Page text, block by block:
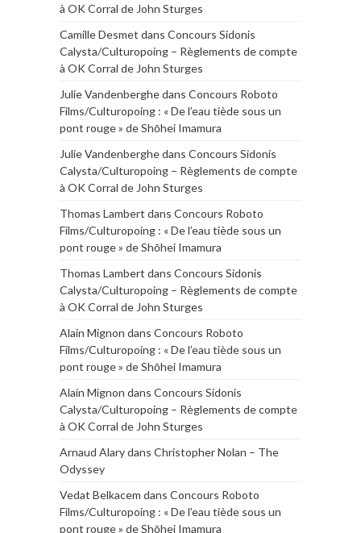
à OK Corral de John Sturges
Camille Desmet dans Concours Sidonis
Calysta/Culturopoing – Règlements de compte
à OK Corral de John Sturges
Julie Vandenberghedans Concours Roboto
Films/Culturopoing : « De l’eau tiède sous un
pont rouge » de Shōhei Imamura
Julie Vandenberghedans Concours Sidonis
Calysta/Culturopoing – Règlements de compte
à OK Corral de John Sturges
Thomas Lambert dans Concours Roboto
Films/Culturopoing : « De l’eau tiède sous un
pont rouge » de Shōhei Imamura
Thomas Lambert dans Concours Sidonis
Calysta/Culturopoing – Règlements de compte
à OK Corral de John Sturges
Alain Mignon dans Concours Roboto
Films/Culturopoing : « De l’eau tiède sous un
pont rouge » de Shōhei Imamura
Alain Mignon dans Concours Sidonis
Calysta/Culturopoing – Règlements de compte
à OK Corral de John Sturges
Arnaud Alarydans Christopher Nolan – The
Odyssey
Vedat Belkacem dans Concours Roboto
Films/Culturopoing : « De l’eau tiède sous un
pont rouge » de Shōhei Imamura